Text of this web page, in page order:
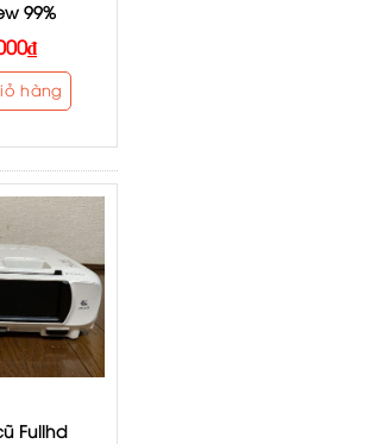
99%
₫
hàng
Fullhd